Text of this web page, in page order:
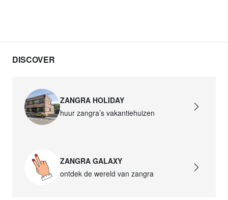
DISCOVER
ZANGRA HOLIDAY
huur zangra’s vakantiehuizen
ZANGRA GALAXY
ontdek de wereld van zangra